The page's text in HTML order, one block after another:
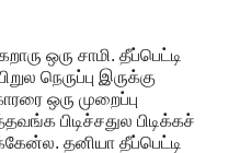
ஒரு சாமி. தீப்பெட்டி
நெருப்பு இருக்கு
ஒரு முறைப்பு
பிடிச்சதுல பிடிக்கச்
தனியா தீப்பெட்டி